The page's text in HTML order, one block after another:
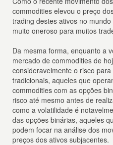
commodities elevou o preço
trading destes ativos no
muito oneroso para muitos
Da mesma forma, enquanto a
mercado de commodities de
consideravelmente o risco
tradicionais, aqueles que
commodities com as opções
risco até mesmo antes de
como a volatilidade é
das opções binárias, aqueles
podem focar na análise dos
preços dos ativos subjacentes.